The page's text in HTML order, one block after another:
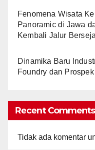
Fenomena Wisata
Panoramic di Jawa
Kembali Jalur
Dinamika Baru
Foundry dan
Recent Comments
Tidak ada komentar